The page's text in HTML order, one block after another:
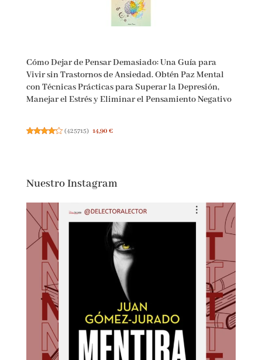
Cómo Dejar de Pensar Demasiado: Una Guía para
Vivir sin Trastornos de Ansiedad. Obtén Paz Mental
Manejar el Estrés y Eliminar el Pensamiento
Nuestro Instagram